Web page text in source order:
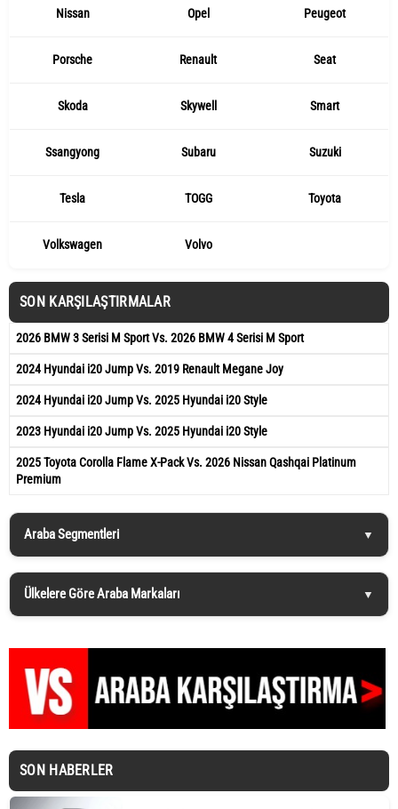
Nissan Opel Peugeot
Porsche Renault Seat
Skoda Skywell Smart
Ssangyong Subaru Suzuki
Tesla TOGG Toyota
Volkswagen Volvo
SON KARŞILAŞTIRMALAR
2026 BMW 3 Serisi M Sport Vs. 2026 BMW 4 Serisi M Sport
2024 Hyundai i20 Jump Vs. 2019 Renault Megane Joy
2024 Hyundai i20 Jump Vs. 2025 Hyundai i20 Style
2023 Hyundai i20 Jump Vs. 2025 Hyundai i20 Style
2025 Toyota Corolla Flame X-Pack Vs. 2026 Nissan Qashqai Platinum
Premium
Araba Segmentleri
Ülkelere Göre Araba Markaları
SON HABERLER